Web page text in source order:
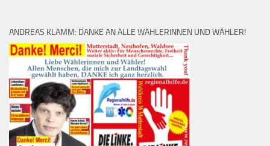
ANDREAS KLAMM: DANKE AN ALLE WÄHLERINNEN UND WÄHLER!